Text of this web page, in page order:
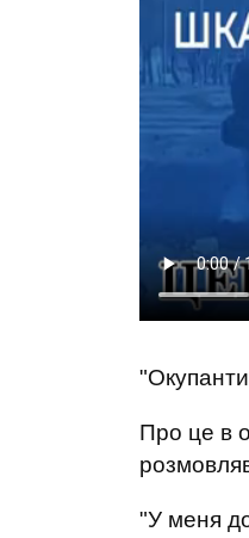
Про це в
"У меня